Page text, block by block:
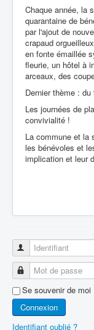
Chaque année, la
quarantaine de
par l'ajout de
crapaud
en fonte émaillée
fleurie, un hôtel à
arceaux, des
Dernier thème :
Les journées de
convivialité !
La commune et la
les bénévoles et
implication et leur
Identifiant
Mot de passe
Se souvenir de moi
Connexion
Identifiant oublié ?